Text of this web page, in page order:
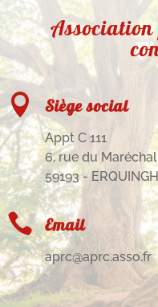
 Siège social
Appt C 111
6, rue du
59193 -
 Email
aprc@aprc.asso.fr